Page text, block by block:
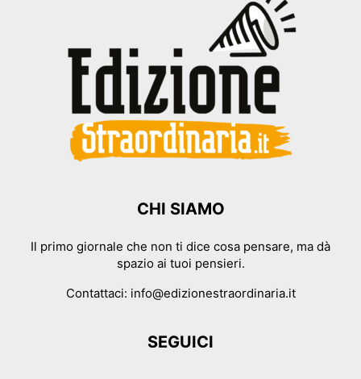
CHI SIAMO
Il primo giornale che non ti dice cosa pensare, ma dà
spazio ai tuoi pensieri.
Contattaci: info@edizionestraordinaria.it
SEGUICI